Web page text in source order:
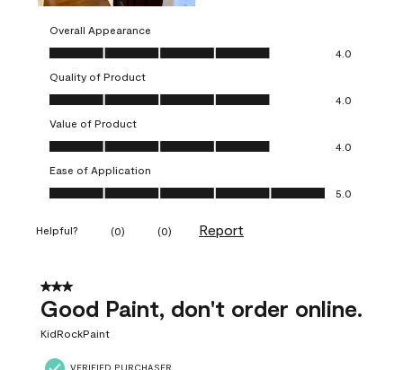
Overall Appearance
Overall Appearance, 4.0 out of 5
4.0
Quality of Product
Quality of Product, 4.0 out of 5
4.0
Value of Product
Value of Product, 4.0 out of 5
4.0
Ease of Application
Ease of Application, 5.0 out of 5
5.0
Helpful? (0) (0) Report
3 out of 5 stars.
Good Paint, don't order online.
KidRockPaint
VERIFIED PURCHASER